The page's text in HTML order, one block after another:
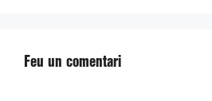
Feu un comentari